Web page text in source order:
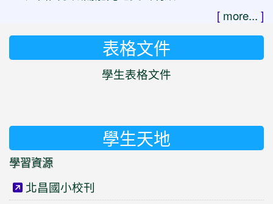
[ more... ]
表格文件
學生表格文件
學生天地
學習資源
北昌國小校刊